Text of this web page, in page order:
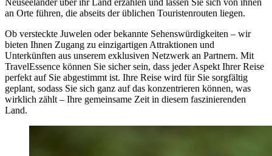
Neuseeländer über ihr Land erzählen und lassen Sie sich von ihnen
an Orte führen, die abseits der üblichen Touristenrouten liegen.
Ob versteckte Juwelen oder bekannte Sehenswürdigkeiten – wir
bieten Ihnen Zugang zu einzigartigen Attraktionen und
Unterkünften aus unserem exklusiven Netzwerk an Partnern. Mit
TravelEssence können Sie sicher sein, dass jeder Aspekt Ihrer Reise
perfekt auf Sie abgestimmt ist. Ihre Reise wird für Sie sorgfältig
geplant, sodass Sie sich ganz auf das konzentrieren können, was
wirklich zählt – Ihre gemeinsame Zeit in diesem faszinierenden
Land.